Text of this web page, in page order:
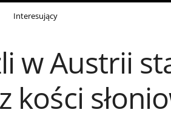
Interesujący
w Austrii
kości